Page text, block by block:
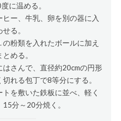
に温める。
ー、牛乳、卵を別の器に入
る。
の粉類を入れたボールに加え
める。
はさんで、直径約20cmの円形
れる包丁で8等分にする。
を敷いた鉄板に並べ、軽く
分～20分焼く。